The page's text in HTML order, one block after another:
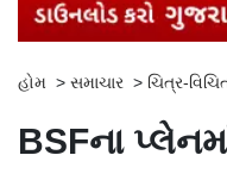
હોમ > સમાચાર > ચિત્ર-
BSFના